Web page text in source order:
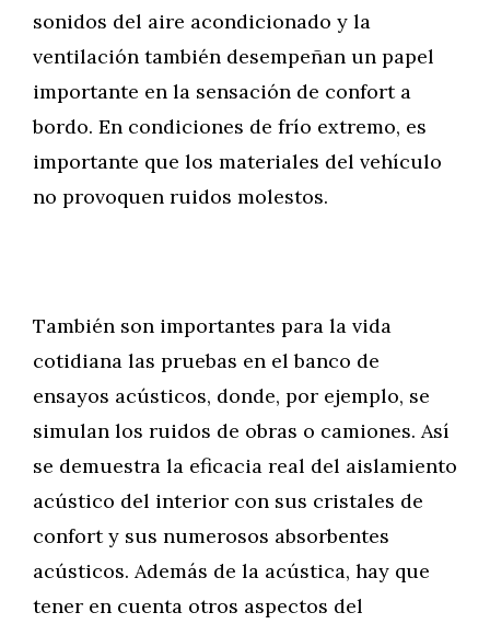
sonidos del aire acondicionado y la
ventilación también desempeñan un papel
importante en la sensación de confort a
bordo. En condiciones de frío extremo, es
importante que los materiales del vehículo
no provoquen ruidos molestos.
También son importantes para la vida
cotidiana las pruebas en el banco de
ensayos acústicos, donde, por ejemplo, se
simulan los ruidos de obras o camiones. Así
se demuestra la eficacia real del aislamiento
acústico del interior con sus cristales de
confort y sus numerosos absorbentes
acústicos. Además de la acústica, hay que
tener en cuenta otros aspectos del